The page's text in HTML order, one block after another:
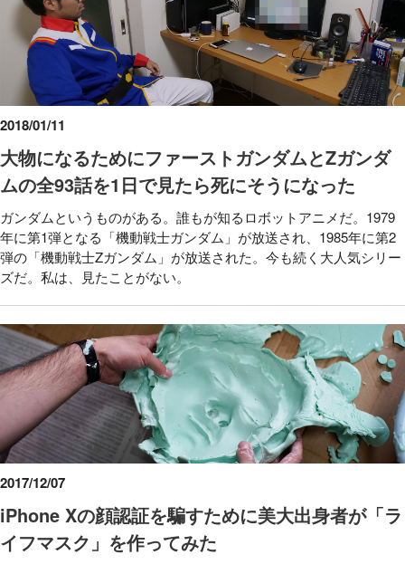
大物になるためにファーストガンダムとZガンダ
ムの全93話を1日で見たら死にそうになった
2018/01/11
ガンダムというものがある。誰もが知るロボットアニメだ。1979
年に第1弾となる「機動戦士ガンダム」が放送され、1985年に第2
弾の「機動戦士Zガンダム」が放送された。今も続く大人気シリー
ズだ。私は、見たことがない。
iPhone Xの顔認証を騙すために美大出身者が「ラ
イフマスク」を作ってみた
2017/12/07